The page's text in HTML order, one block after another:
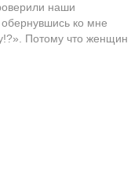
наши
ко мне
Потому что женщин